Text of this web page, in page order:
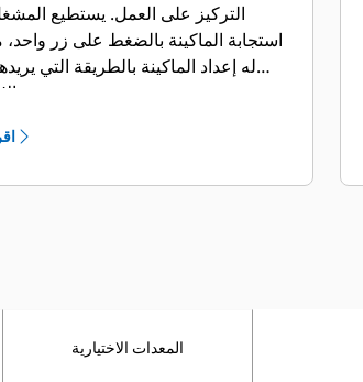
التركيز على العمل. يستطيع
استجابة الماكينة بالضغط على زر واحد،
له إعداد الماكينة بالطريقة التي
المعدات الاختيارية